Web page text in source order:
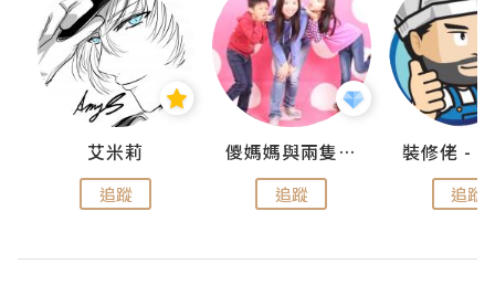
艾米莉
追蹤
儍媽媽與兩隻小魔怪之家
追蹤 追蹤